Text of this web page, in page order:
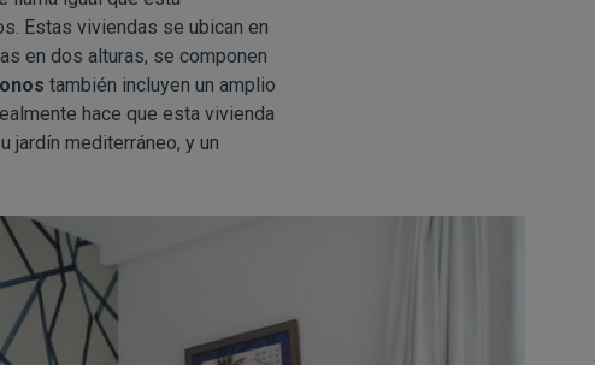
Estas viviendas se ubican en
en dos alturas, se componen
también incluyen un amplio
hace que esta vivienda
jardín mediterráneo, y un